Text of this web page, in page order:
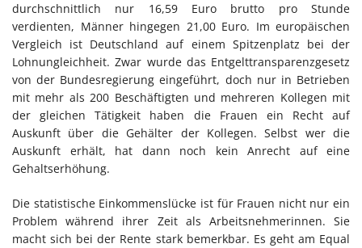
durchschnittlich nur 16,59 Euro brutto pro Stunde
verdienten, Männer hingegen 21,00 Euro. Im europäischen
Vergleich ist Deutschland auf einem Spitzenplatz bei der
Lohnungleichheit. Zwar wurde das Entgelttransparenzgesetz
von der Bundesregierung eingeführt, doch nur in Betrieben
mit mehr als 200 Beschäftigten und mehreren Kollegen mit
der gleichen Tätigkeit haben die Frauen ein Recht auf
Auskunft über die Gehälter der Kollegen. Selbst wer die
Auskunft erhält, hat dann noch kein Anrecht auf eine
Gehaltserhöhung.
Die statistische Einkommenslücke ist für Frauen nicht nur ein
Problem während ihrer Zeit als Arbeitsnehmerinnen. Sie
macht sich bei der Rente stark bemerkbar. Es geht am Equal